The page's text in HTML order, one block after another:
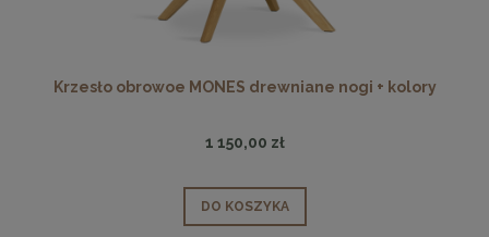
Krzesło obrowoe MONES drewniane nogi + kolory
1 150,00 zł
DO KOSZYKA